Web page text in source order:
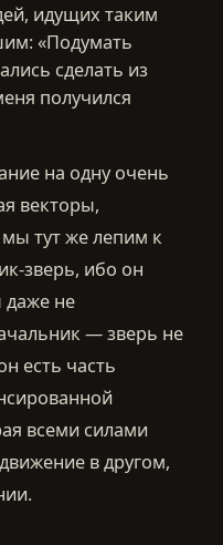
идущих таким
«Подумать
сделать из
получился
на одну очень
векторы,
тут же лепим к
зверь, ибо он
даже не
— зверь не
есть часть
всеми силами
в другом,